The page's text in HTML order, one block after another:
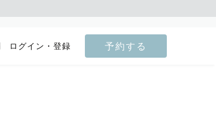
ログイン・登録 予約する